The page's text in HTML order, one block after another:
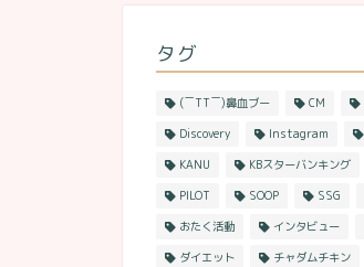
タグ
(￣TT￣)鼻血ブー CM
Discovery
Instagram
KANU
KBスターバンキング
PILOT
SOOP SSG
おたく活動
インタビュー
ダイエット
チャダムチキン